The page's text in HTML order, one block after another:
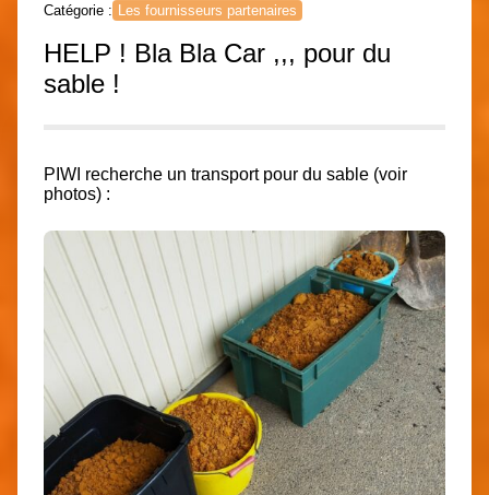
Catégorie : Les fournisseurs partenaires
HELP ! Bla Bla Car ,,, pour du
sable !
PIWI recherche un transport pour du sable (voir
photos) :